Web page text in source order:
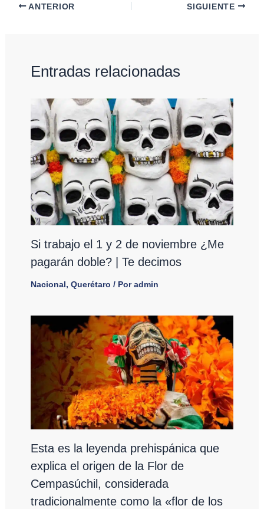
ANTERIOR SIGUIENTE
Entradas relacionadas
Si trabajo el 1 y 2 de noviembre ¿Me
pagarán doble? | Te decimos
Nacional, Querétaro / Poradmin
Esta es la leyenda prehispánica que
explica el origen de la Flor de
Cempasúchil, considerada
tradicionalmente como la «flor de los